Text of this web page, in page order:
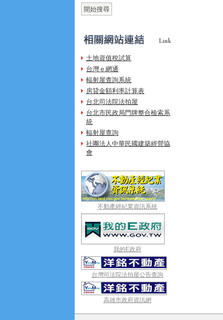
土地資值稅試算
台灣ｅ網通
輻射屋查詢系統
房貸金額利率計算表
台北司法院法拍屋
台北市民政局門牌整合檢索系
統
輻射屋查詢
社團法人中華民國建築經營協
會
不動產經紀業資訊系統
我的E政府
台灣司法院法拍屋公告查詢
高雄市政府資訊網